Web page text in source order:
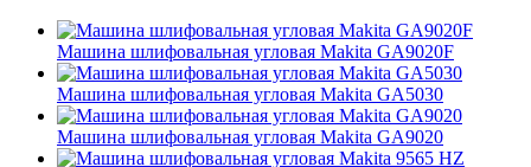
Машина шлифовальная угловая Makita GA9020F
Машина шлифовальная угловая Makita GA5030
Машина шлифовальная угловая Makita GA9020